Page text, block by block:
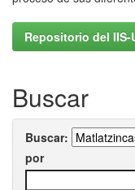
Repositorio del IIS-
Buscar
Buscar:
por